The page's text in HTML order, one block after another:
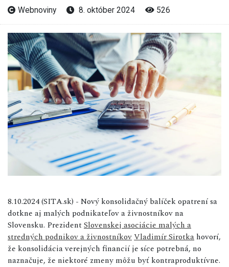
Webnoviny 8. október 2024 526
8.10.2024 (SITA.sk) - Nový konsolidačný balíček opatrení sa
dotkne aj malých podnikateľov a živnostníkov na
Slovensku. PrezidentSlovenskej asociácie malých a
stredných podnikov a živnostníkovVladimír Sirotka hovorí,
že konsolidácia verejných financií je síce potrebná, no
naznačuje, že niektoré zmeny môžu byť kontraproduktívne.